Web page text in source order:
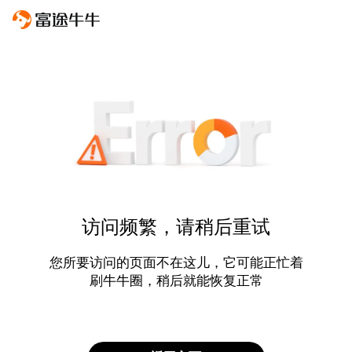
访问频繁，请稍后重试
您所要访问的页面不在这儿，它可能正忙着
刷牛牛圈，稍后就能恢复正常